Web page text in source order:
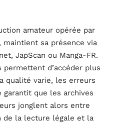
amateur opérée par
maintient sa présence via
JapScan ou Manga-FR.
d’accéder plus
qualité varie, les erreurs
que les archives
jonglent alors entre
de la lecture légale et la